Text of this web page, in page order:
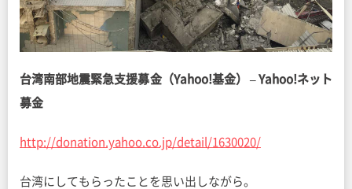
台湾南部地震緊急支援募金（Yahoo!基金） – Yahoo!ネット
募金
http://donation.yahoo.co.jp/detail/1630020/
台湾にしてもらったことを思い出しながら。